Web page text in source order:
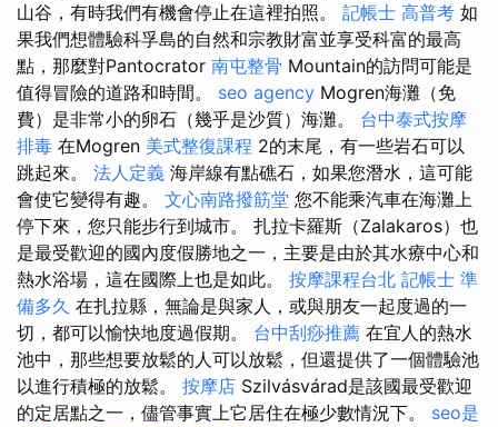
山谷，有時我們有機會停止在這裡拍照。 記帳士 高普考 如
果我們想體驗科孚島的自然和宗教財富並享受科富的最高
點，那麼對Pantocrator 南屯整骨 Mountain的訪問可能是
值得冒險的道路和時間。 seo agency Mogren海灘（免
費）是非常小的卵石（幾乎是沙質）海灘。 台中泰式按摩
排毒 在Mogren 美式整復課程 2的末尾，有一些岩石可以
跳起來。 法人定義 海岸線有點礁石，如果您潛水，這可能
會使它變得有趣。 文心南路撥筋堂 您不能乘汽車在海灘上
停下來，您只能步行到城市。 扎拉卡羅斯（Zalakaros）也
是最受歡迎的國內度假勝地之一，主要是由於其水療中心和
熱水浴場，這在國際上也是如此。 按摩課程台北 記帳士 準
備多久 在扎拉縣，無論是與家人，或與朋友一起度過的一
切，都可以愉快地度過假期。 台中刮痧推薦 在宜人的熱水
池中，那些想要放鬆的人可以放鬆，但還提供了一個體驗池
以進行積極的放鬆。 按摩店 Szilvásvárad是該國最受歡迎
的定居點之一，儘管事實上它居住在極少數情況下。 seo是